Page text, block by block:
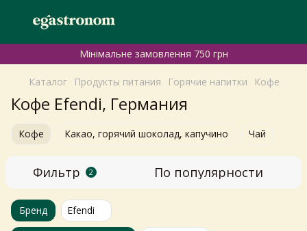
Мінімальне замовлення 750 грн
Каталог Продукты питания Горячие напитки Кофе
Кофе Efendi, Германия
Кофе Какао, горячий шоколад, капучино Чай
Фильтр 2 По популярности
Бренд Efendi